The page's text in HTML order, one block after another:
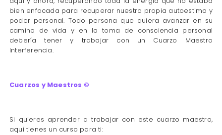
bien enfocada para recuperar nuestro propia autoestima y
poder personal. Todo persona que quiera avanzar en su
camino de vida y en la toma de consciencia personal
debería tener y trabajar con un Cuarzo Maestro
Interferencia.
Cuarzos y Maestros ©
Si quieres aprender a trabajar con este cuarzo maestro,
aquí tienes un curso para ti: